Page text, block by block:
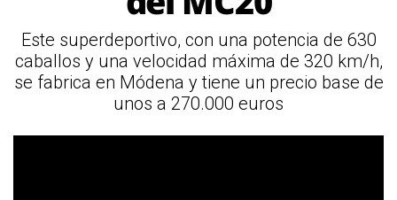
Este superdeportivo, con una potencia de 630
caballos y una velocidad máxima de 320 km/h,
se fabrica en Módena y tiene un precio base de
unos a 270.000 euros